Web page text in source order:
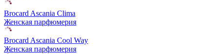
Brocard Ascania Clima
Женская парфюмерия
Brocard Ascania Cool Way
Женская парфюмерия